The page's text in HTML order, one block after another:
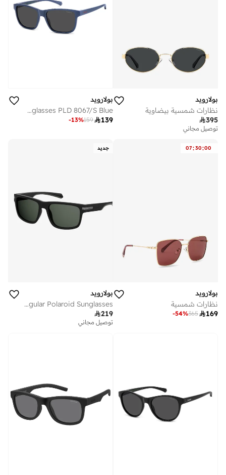
بولارويد
نظارات شمسية بيضاوية
395
توصيل مجاني
بولارويد
POLAROID KIDS Sunglasses PLD 8067/S Blue
139
159
-13%
07:30:00
بولارويد
نظارات شمسية
169
365
-54%
جديد
بولارويد
Rectangular Polaroid Sunglasses
219
توصيل مجاني